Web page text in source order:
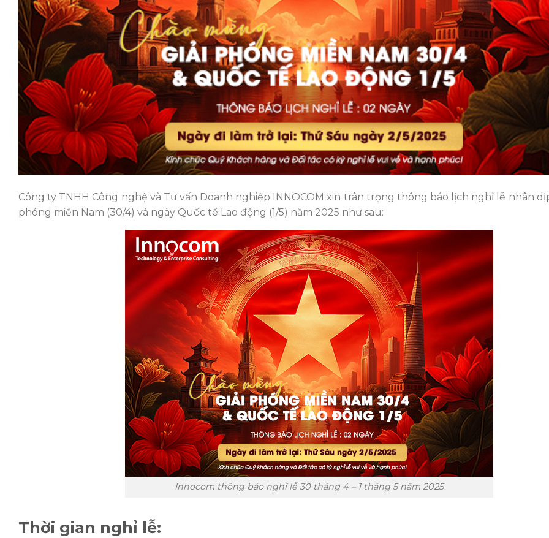
Công ty TNHH Công nghệ và Tư vấn Doanh nghiệp INNOCOM xin trân trọng thông báo lịch nghỉ lễ nhân
phóng miền Nam (30/4) và ngày Quốc tế Lao động (1/5) năm 2025 như sau:
Innocom thông báo nghĩ lễ 30 tháng 4 – 1 tháng 5 năm 2025
Thời gian nghỉ lễ: